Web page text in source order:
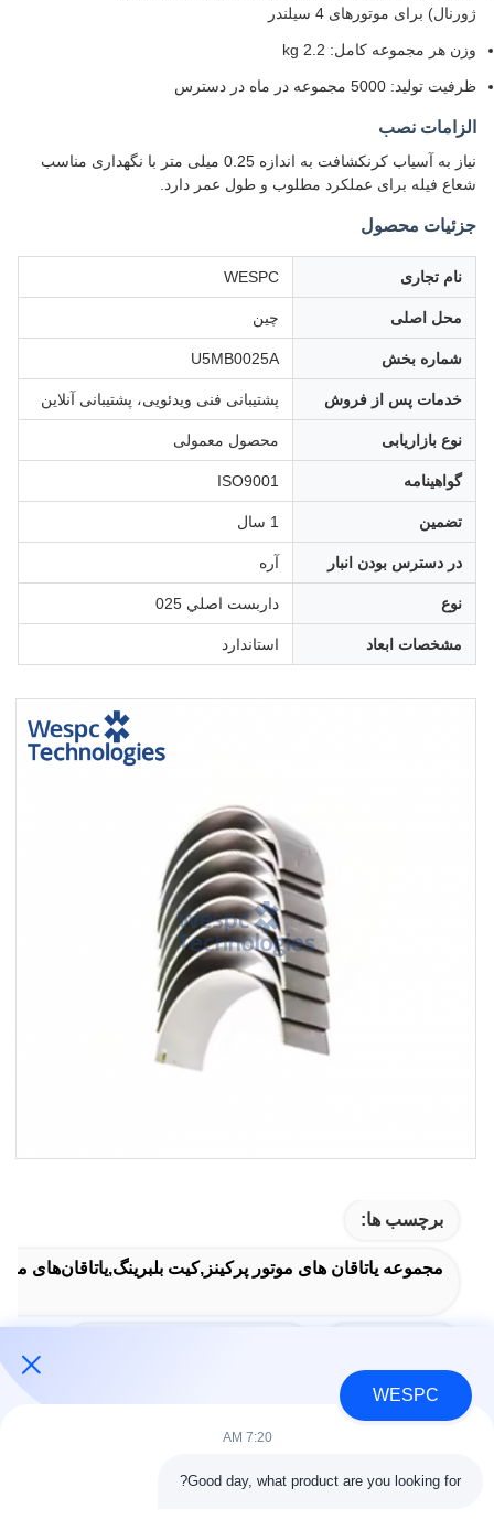
ژورنال) برای موتورهای 4 سیلندر
وزن هر مجموعه کامل: 2.2 kg
ظرفیت تولید: 5000 مجموعه در ماه در دسترس
الزامات نصب
نیاز به آسیاب کرنکشافت به اندازه 0.25 میلی متر با نگهداری مناسب
شعاع فیله برای عملکرد مطلوب و طول عمر دارد.
جزئیات محصول
نام تجاری WESPC
محل اصلی چین
شماره بخش U5MB0025A
خدمات پس از فروش پشتیبانی فنی ویدئویی، پشتیبانی آنلاین
نوع بازاریابی محصول معمولی
گواهینامه ISO9001
تضمین 1 سال
در دسترس بودن انبار آره
نوع داربست اصلي 025
مشخصات ابعاد استاندارد
برچسب ها:
مجموعه یاتاقان های موتور پرکینز,کیت بلبرینگ,یاتاقان‌های
تماس سریع
WESPC
7:20 AM
Good day, what product are you looking for?